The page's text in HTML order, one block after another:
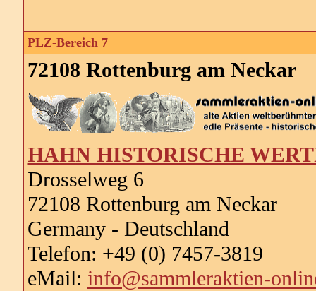
PLZ-Bereich 7
72108 Rottenburg am Neckar
HAHN HISTORISCHE
Drosselweg 6
72108 Rottenburg am Neckar
Germany - Deutschland
Telefon: +49 (0) 7457-3819
eMail: info@sammleraktien-